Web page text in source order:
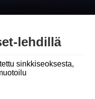
lehdillä
sinkkiseoksesta,